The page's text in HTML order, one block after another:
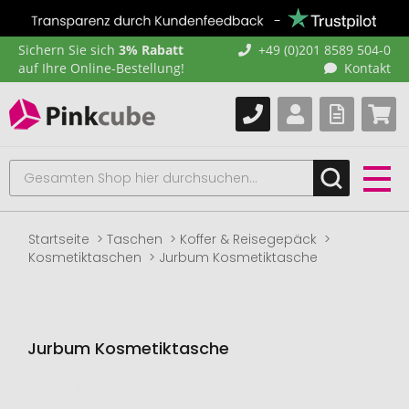
Sichern Sie sich 3% Rabatt
auf Ihre Online-Bestellung!
+49 (0)201 8589 504-0
Kontakt
Startseite Taschen
Koffer & Reisegepäck
Kosmetiktaschen
Jurbum Kosmetiktasche
Jurbum Kosmetiktasche